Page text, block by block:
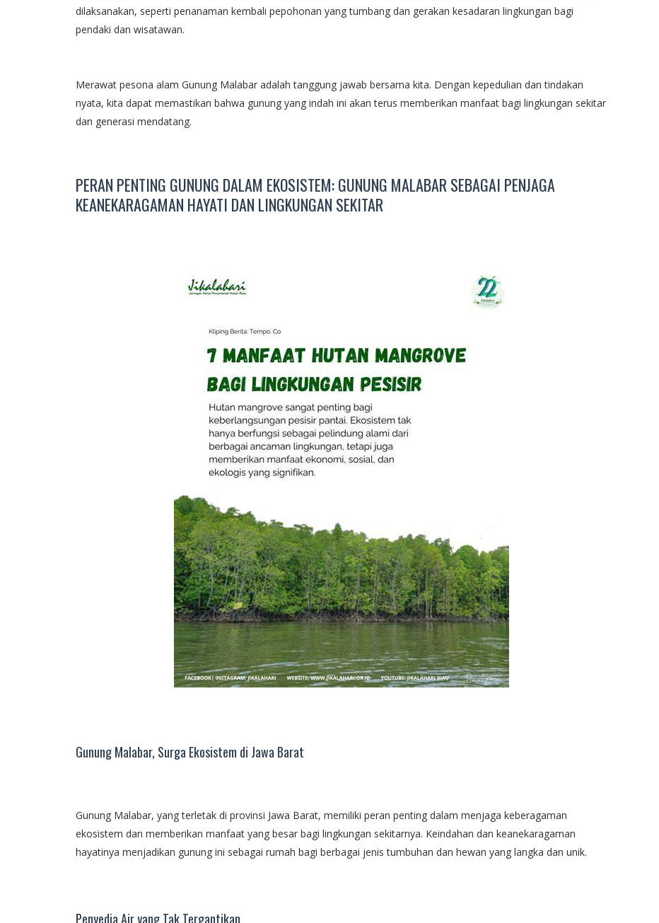
dilaksanakan, seperti penanaman kembali pepohonan yang tumbang dan gerakan kesadaran lingkungan bagi
pendaki dan wisatawan.
Merawat pesona alam Gunung Malabar adalah tanggung jawab bersama kita. Dengan kepedulian dan tindakan
nyata, kita dapat memastikan bahwa gunung yang indah ini akan terus memberikan manfaat bagi lingkungan sekitar
dan generasi mendatang.
PERAN PENTING GUNUNG DALAM EKOSISTEM: GUNUNG MALABAR SEBAGAI PENJAGA
KEANEKARAGAMAN HAYATI DAN LINGKUNGAN SEKITAR
Gunung Malabar, Surga Ekosistem di Jawa Barat
Gunung Malabar, yang terletak di provinsi Jawa Barat, memiliki peran penting dalam menjaga keberagaman
ekosistem dan memberikan manfaat yang besar bagi lingkungan sekitarnya. Keindahan dan keanekaragaman
hayatinya menjadikan gunung ini sebagai rumah bagi berbagai jenis tumbuhan dan hewan yang langka dan unik.
Penyedia Air yang Tak Tergantikan